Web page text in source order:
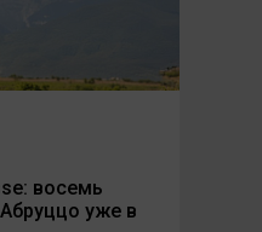
восемь
уже в